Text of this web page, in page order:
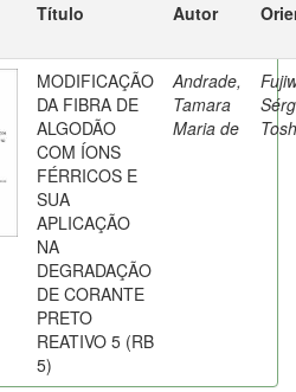
Título Autor
MODIFICAÇÃO
DA FIBRA DE
ALGODÃO
COM ÍONS
FÉRRICOS E
SUA
APLICAÇÃO
NA
DEGRADAÇÃO
DE CORANTE
PRETO
REATIVO 5 (RB
5)
Andrade,
Tamara
Maria de